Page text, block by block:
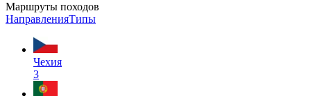
Маршруты походов
НаправленияТипы
Чехия
3